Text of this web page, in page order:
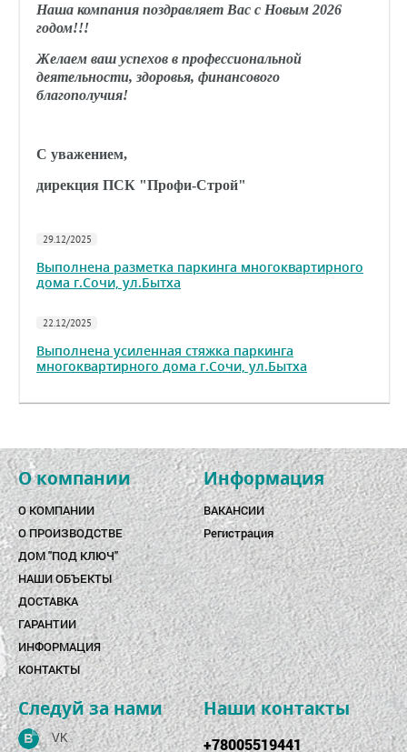
Наша компания поздравляет Вас с Новым 2026
годом!!!
Желаем ваш успехов в профессиональной
деятельности, здоровья, финансового
благополучия!
С уважением,
дирекция ПСК "Профи-Строй"
29.12/2025
Выполнена разметка паркинга многоквартирного
дома г.Сочи, ул.Бытха
22.12/2025
Выполнена усиленная стяжка паркинга
многоквартирного дома г.Сочи, ул.Бытха
О компании
О КОМПАНИИ
О ПРОИЗВОДСТВЕ
ДОМ "ПОД КЛЮЧ"
НАШИ ОБЪЕКТЫ
ДОСТАВКА
ГАРАНТИИ
ИНФОРМАЦИЯ
КОНТАКТЫ
Информация
ВАКАНСИИ
Регистрация
Следуй за нами
VK
Наши контакты
+78005519441